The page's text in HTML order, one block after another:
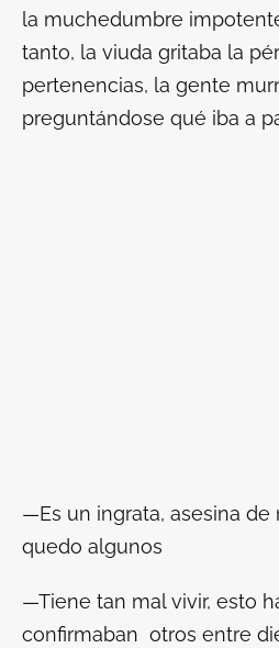
la muchedumbre
tanto, la viuda gritaba la
pertenencias, la gente
preguntándose qué iba a
—Es un ingrata, asesina
quedo algunos
—Tiene tan mal vivir, esto
confirmaban otros entre